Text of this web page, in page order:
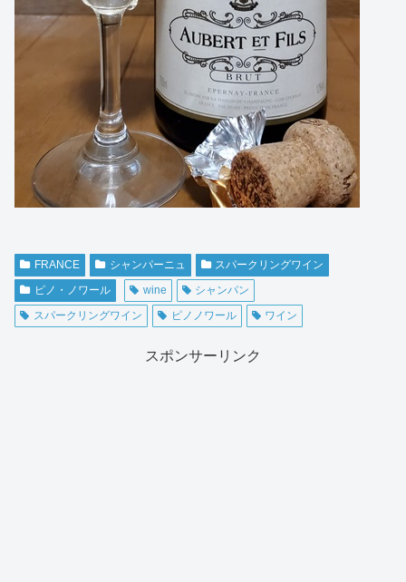
FRANCE シャンパーニュ
スパークリングワイン
ピノ・ノワール
wine
シャンパン
スパークリングワイン
ピノノワール ワイン
スポンサーリンク